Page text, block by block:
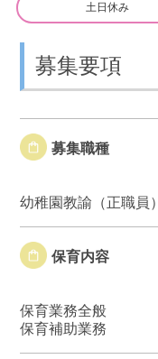
土日休み
募集要項
募集職種
幼稚園教諭（正職員）
保育内容
保育業務全般
保育補助業務